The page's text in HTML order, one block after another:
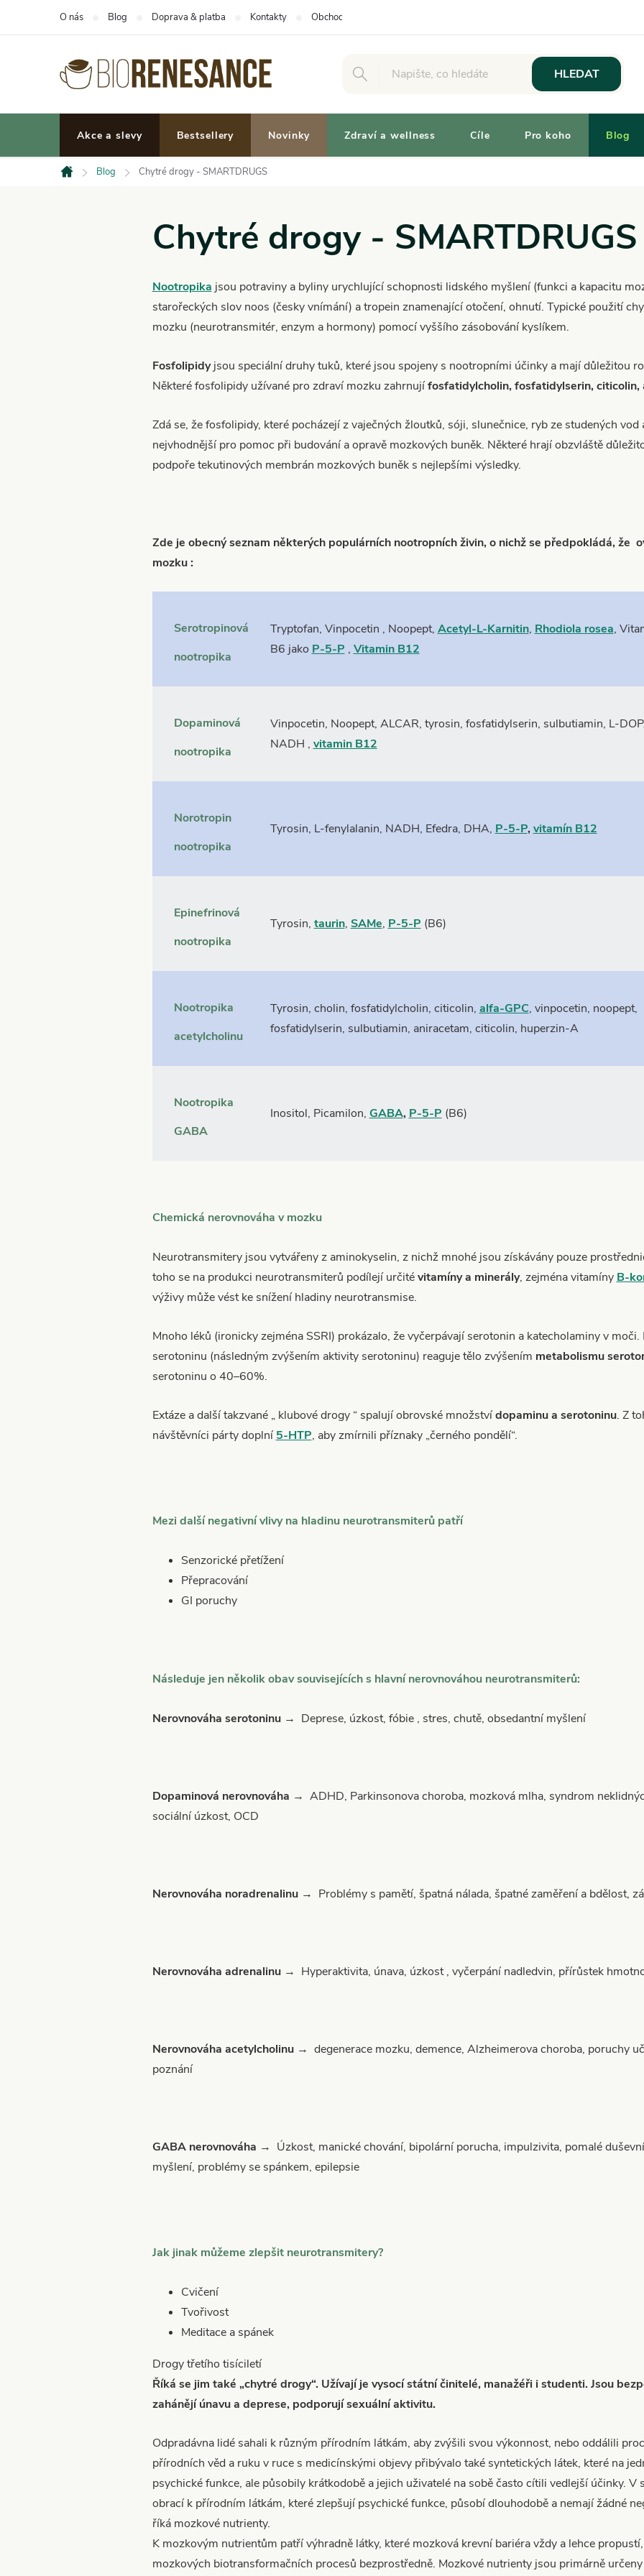
O nás Blog Doprava & platba Kontakty Obchodní podmínky
HLEDAT
Akce a slevy Bestsellery Novinky Zdraví a wellness Cíle Pro koho Blog
Domů
Blog Chytré drogy - SMARTDRUGS
Chytré drogy - SMARTDRUGS
Nootropika jsou potraviny a byliny urychlující schopnosti lidského myšlení (funkci a kapacitu
starořeckých slov noos (česky vnímání) a tropein znamenající otočení, ohnutí. Typické použití
mozku (neurotransmitér, enzym a hormony) pomocí vyššího zásobování kyslíkem.
Fosfolipidyjsou speciální druhy tuků, které jsou spojeny s nootropními účinky a mají důležitou
Některé fosfolipidy užívané pro zdraví mozku zahrnujífosfatidylcholin, fosfatidylserin, citicolin,
Zdá se, že fosfolipidy, které pocházejí z vaječných žloutků, sóji, slunečnice, ryb ze studených
nejvhodnější pro pomoc při budování a opravě mozkových buněk. Některé hrají obzvláště
podpoře tekutinových membrán mozkových buněk s nejlepšími výsledky.
Zde je obecný seznam některých populárních nootropních živin, o nichž se předpokládá, že
mozku:
Serotropinová
nootropika
Tryptofan, Vinpocetin , Noopept, Acetyl-L-Karnitin, Rhodiola rosea,
B6 jako P-5-P , Vitamin B12
Dopaminová
nootropika
Vinpocetin, Noopept, ALCAR, tyrosin, fosfatidylserin, sulbutiamin, L-
NADH , vitamin B12
Norotropin
nootropika
Tyrosin, L-fenylalanin, NADH, Efedra, DHA, P-5-P, vitamín B12
Epinefrinová
nootropika
Tyrosin, taurin, SAMe, P-5-P (B6)
Nootropika
acetylcholinu
Tyrosin, cholin, fosfatidylcholin, citicolin, alfa-GPC, vinpocetin, noopept,
fosfatidylserin, sulbutiamin, aniracetam, citicolin, huperzin-A
Nootropika
GABA
Inositol, Picamilon, GABA, P-5-P (B6)
Chemická nerovnováha v mozku
Neurotransmitery jsou vytvářeny z aminokyselin, z nichž mnohé jsou získávány pouze
toho se na produkci neurotransmiterů podílejí určitévitamíny a minerály, zejména vitamíny B-
výživy může vést ke snížení hladiny neurotransmise.
Mnoho léků (ironicky zejména SSRI) prokázalo, že vyčerpávají serotonin a katecholaminy v
serotoninu (následným zvýšením aktivity serotoninu) reaguje tělo zvýšením metabolismu
serotoninu o 40–60%.
Extáze a další takzvané „ klubové drogy “ spalují obrovské množstvídopaminu a serotoninu. Z
návštěvníci párty doplní5-HTP, aby zmírnili příznaky „černého pondělí“.
Mezi další negativní vlivy na hladinu neurotransmiterů patří
Senzorické přetížení
Přepracování
GI poruchy
Následuje jen několik obav souvisejících s hlavní nerovnováhou neurotransmiterů:
Nerovnováha serotoninu→ Deprese, úzkost, fóbie , stres, chutě, obsedantní myšlení
Dopaminová nerovnováha → ADHD, Parkinsonova choroba, mozková mlha, syndrom
sociální úzkost, OCD
Nerovnováha noradrenalinu→ Problémy s pamětí, špatná nálada, špatné zaměření a bdělost,
Nerovnováha adrenalinu→ Hyperaktivita, únava, úzkost , vyčerpání nadledvin, přírůstek
Nerovnováha acetylcholinu→ degenerace mozku, demence, Alzheimerova choroba, poruchy
poznání
GABA nerovnováha → Úzkost, manické chování, bipolární porucha, impulzivita, pomalé
myšlení, problémy se spánkem, epilepsie
Jak jinak můžeme zlepšit neurotransmitery?
Cvičení
Tvořivost
Meditace a spánek
Drogy třetího tisíciletí
Říká se jim také „chytré drogy“. Užívají je vysocí státní činitelé, manažéři i studenti. Jsou
zahánějí únavu a deprese, podporují sexuální aktivitu.
Odpradávna lidé sahali k různým přírodním látkám, aby zvýšili svou výkonnost, nebo oddálili
přírodních věd a ruku v ruce s medicínskými objevy přibývalo také syntetických látek, které na
psychické funkce, ale působily krátkodobě a jejich uživatelé na sobě často cítili vedlejší účinky. V
obrací k přírodním látkám, které zlepšují psychické funkce, působí dlouhodobě a nemají žádné
říká mozkové nutrienty.
K mozkovým nutrientům patří výhradně látky, které mozková krevní bariéra vždy a lehce
mozkových biotransformačních procesů bezprostředně. Mozkové nutrienty jsou primárně